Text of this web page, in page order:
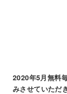
2020年5月無料
みさせていただ